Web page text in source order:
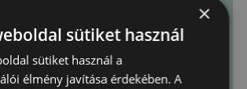
×
sütiket használ
sütiket használ a
élmény javítása érdekében. A